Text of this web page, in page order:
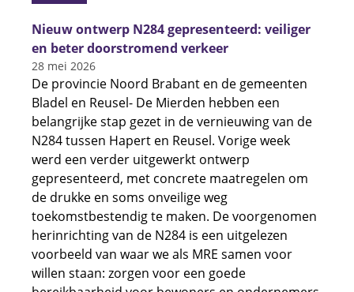
Nieuw ontwerp N284 gepresenteerd: veiliger
en beter doorstromend verkeer
28 mei 2026
De provincie Noord Brabant en de gemeenten
Bladel en Reusel- De Mierden hebben een
belangrijke stap gezet in de vernieuwing van de
N284 tussen Hapert en Reusel. Vorige week
werd een verder uitgewerkt ontwerp
gepresenteerd, met concrete maatregelen om
de drukke en soms onveilige weg
toekomstbestendig te maken. De voorgenomen
herinrichting van de N284 is een uitgelezen
voorbeeld van waar we als MRE samen voor
willen staan: zorgen voor een goede